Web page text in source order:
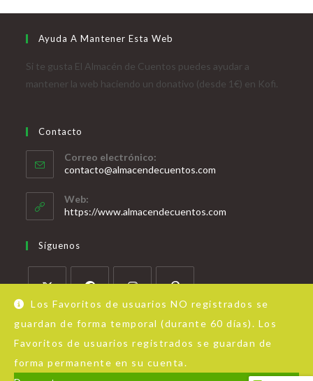
Los Favoritos de usuarios NO registrados se
guardan de forma temporal (durante 60 días). Los
Favoritos de usuarios registrados se guardan de
forma permanente en su cuenta.
Ayuda A Mantener Esta Web
Si te gusta El Almacén de Cuentos puedes ayudar a
mantener la web haciendo un donativo (desde 1€) en Kofi.
Contacto
Correo electrónico:
contacto@almacendecuentos.com
Web:
https://www.almacendecuentos.com
Síguenos
Acerca de Almacén de Cuentos Aviso Legal